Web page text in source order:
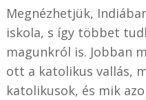
Megnézhetjük,
iskola, s így többet
magunkról is. Jobban
ott a katolikus vallás,
katolikusok, és mik